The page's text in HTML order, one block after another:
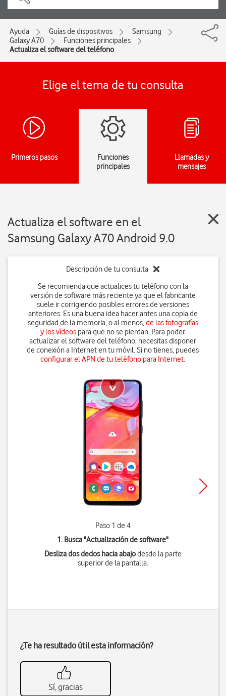
Ayuda Guías de dispositivos
Samsung
Galaxy A70
Funciones principales
Actualiza el software del teléfono
Elige el tema de tu consulta
Primeros pasos
Funciones
principales
Llamadas y
mensajes
Actualiza el software en el
Samsung Galaxy A70 Android 9.0
Descripción de tu consulta
Se recomienda que actualices tu teléfono con la
versión de software más reciente ya que el fabricante
suele ir corrigiendo posibles errores de versiones
anteriores. Es una buena idea hacer antes una copia de
seguridad de la memoria, o al menos,de las fotografías
y los vídeos para que no se pierdan. Para poder
actualizar el software del teléfono, necesitas disponer
de conexión a Internet en tu móvil. Si no tienes, puedes
configurar el APN de tu teléfono para Internet.
Paso 1 de 4
1. Busca "Actualización de software"
Desliza dos dedos hacia abajodesde la parte
superior de la pantalla.
¿Te ha resultado útil esta información?
Sí, gracias